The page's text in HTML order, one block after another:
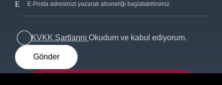
KVKK Şartlarını Okudum ve kabul ediyorum.
Gönder